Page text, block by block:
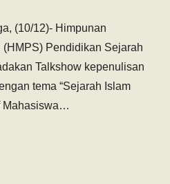
(10/12)- Himpunan
Pendidikan Sejarah
Talkshow kepenulisan
tema “Sejarah Islam
Mahasiswa…